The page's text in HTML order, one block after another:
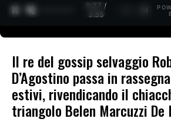
0:28 /
3:35
Il re del gossip selvaggio
D’Agostino passa in
estivi, rivendicando il
triangolo Belen Marcuzzi De